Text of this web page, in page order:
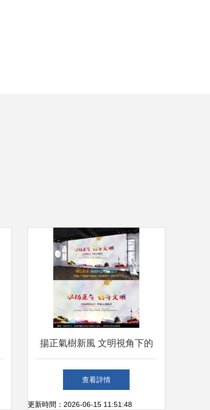
揚正氣樹新風 文明視角下的
戶外廣告設計與制作
查看詳情
更新時間：2026-06-15 11:51:48